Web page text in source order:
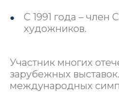
С 1991 года – член
художников.
Участник многих
зарубежных
международных